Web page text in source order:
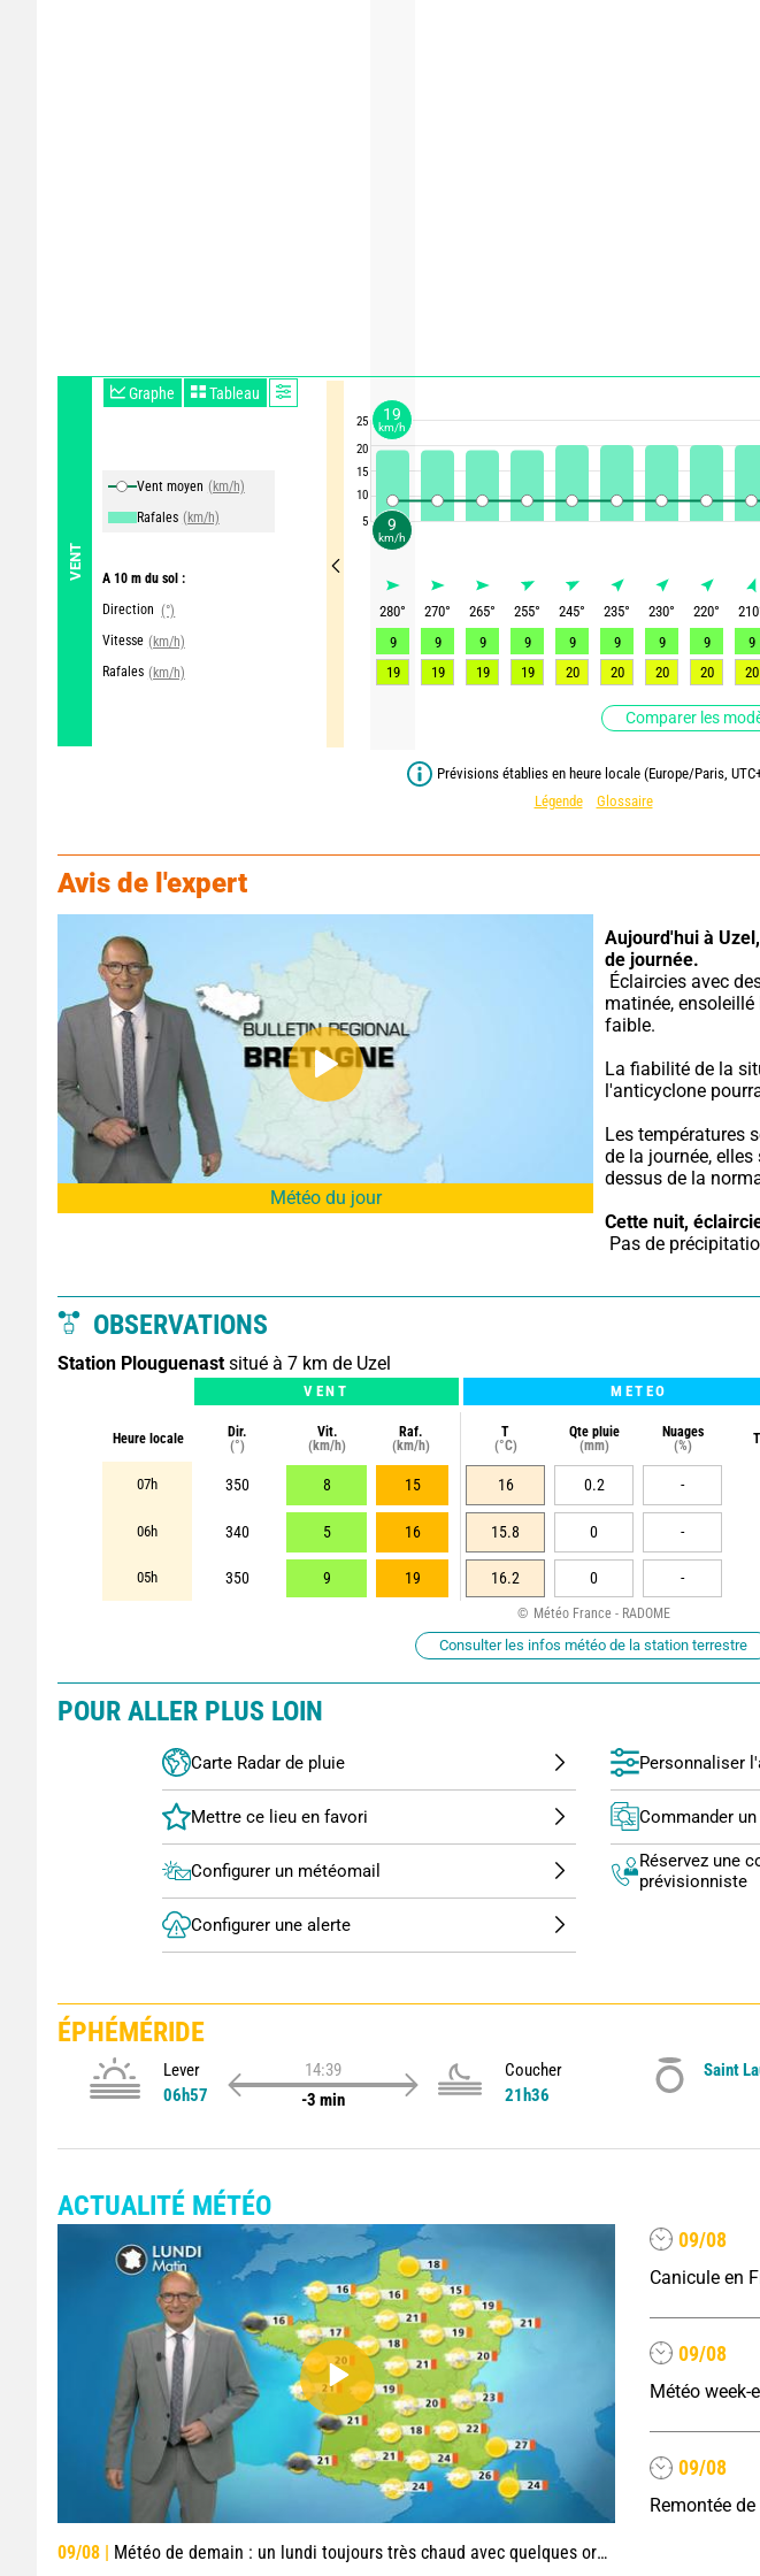
VENT
Graphe Tableau
Vent moyen (km/h)
Rafales (km/h)
A 10 m du sol :
Direction (°)
Vitesse (km/h)
Rafales (km/h)
Comparer les
25
20
15
10
5
280° 270° 265° 255° 245° 235° 230° 220° 210
9
9 9 9 9 9 9 9 9
19
19 19 19 20 20 20 20 20
Prévisions établies en heure locale (Europe/Paris,
Légende
Glossaire
Avis de l'expert
Météo du jour
Aujourd'hui à Uzel,
de journée.
matinée,
faible.
La fiabilité de la
l'anticyclone
Les températures
de la journée,
dessus de la
Cette nuit,
Pas de
OBSERVATIONS
Station Plouguenast situé à 7 km de Uzel
VENT METEO
Heure locale
Dir.
(°)
Vit.
(km/h)
Raf.
(km/h)
T
(°C)
Qte pluie
(mm)
Nuages
(%)
07h 350 8 15 16 0.2 -
06h 340 5 16 15.8 0 -
05h 350 9 19 16.2 0 -
Météo France - RADOME
Consulter les infos météo de la station terrestre
POUR ALLER PLUS LOIN
Carte Radar de pluie
Configurer un météomail
Configurer une alerte
Personnaliser
Commander
Réservez une
prévisionniste
ÉPHÉMÉRIDE
Lever
06h57
14:39
-3 min
Coucher
21h36
Saint
ACTUALITÉ MÉTÉO
09/08 | Météo de demain : un lundi toujours très chaud avec quelques orages
09/08
Canicule en
09/08
09/08
9
km/h
19
km/h